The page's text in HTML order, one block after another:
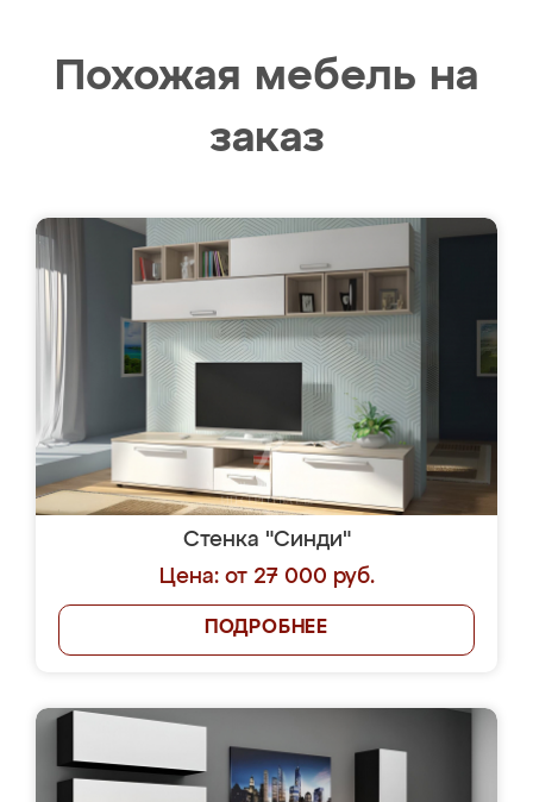
Похожая мебель на
заказ
Стенка "Синди"
Цена: от 27 000 руб.
ПОДРОБНЕЕ